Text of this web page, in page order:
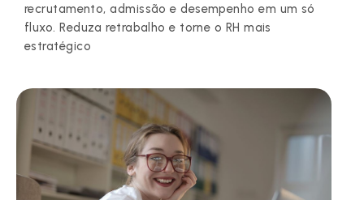
recrutamento, admissão e desempenho em um só
fluxo. Reduza retrabalho e torne o RH mais
estratégico